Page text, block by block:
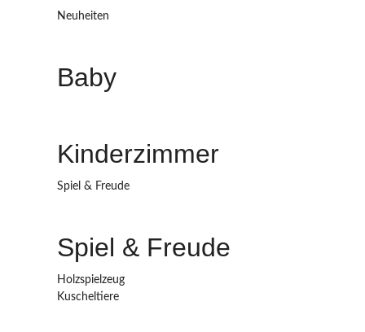
Neuheiten
Baby
Kinderzimmer
Spiel & Freude
Spiel & Freude
Holzspielzeug
Kuscheltiere